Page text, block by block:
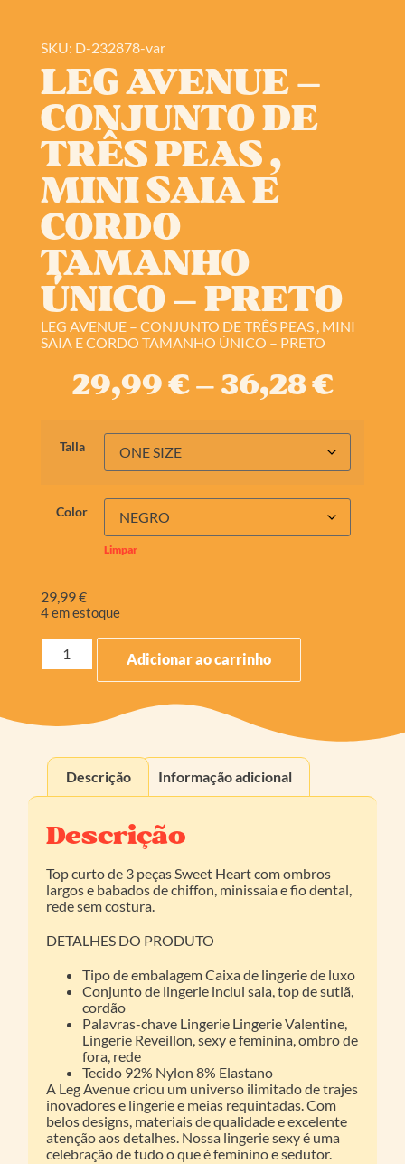
SKU: D-232878-var
LEG AVENUE –
CONJUNTO DE
TRÊS PEAS ,
MINI SAIA E
CORDO
TAMANHO
ÚNICO – PRETO
LEG AVENUE – CONJUNTO DE TRÊS PEAS , MINI
SAIA E CORDO TAMANHO ÚNICO – PRETO
29,99€–36,28€
Talla
Color
Limpar
29,99€
4 em estoque
Adicionar ao carrinho
Descrição Informação adicional
Descrição
Top curto de 3 peças Sweet Heart com ombros
largos e babados de chiffon, minissaia e fio dental,
rede sem costura.
DETALHES DO PRODUTO
Tipo de embalagem Caixa de lingerie de luxo
Conjunto de lingerie inclui saia, top de sutiã,
cordão
Palavras-chave Lingerie Lingerie Valentine,
Lingerie Reveillon, sexy e feminina, ombro de
fora, rede
Tecido 92% Nylon 8% Elastano
A Leg Avenue criou um universo ilimitado de trajes
inovadores e lingerie e meias requintadas. Com
belos designs, materiais de qualidade e excelente
atenção aos detalhes. Nossa lingerie sexy é uma
celebração de tudo o que é feminino e sedutor.